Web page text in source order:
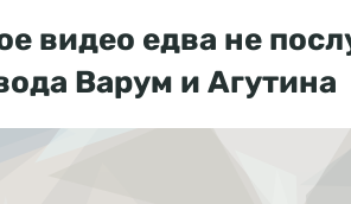
видео едва не
Варум и Агутина